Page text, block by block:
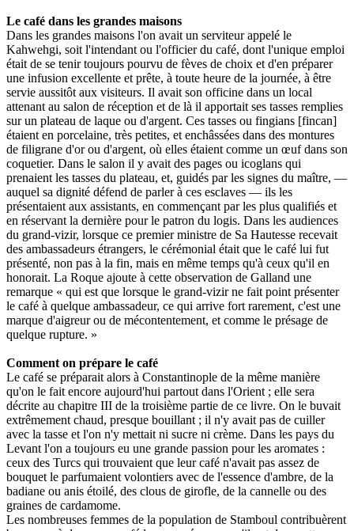
Le café dans les grandes maisons
Dans les grandes maisons l'on avait un serviteur appelé le
Kahwehgi, soit l'intendant ou l'officier du café, dont l'unique emploi
était de se tenir toujours pourvu de fèves de choix et d'en préparer
une infusion excellente et prête, à toute heure de la journée, à être
servie aussitôt aux visiteurs. Il avait son officine dans un local
attenant au salon de réception et de là il apportait ses tasses remplies
sur un plateau de laque ou d'argent. Ces tasses ou fingians [fincan]
étaient en porcelaine, très petites, et enchâssées dans des montures
de filigrane d'or ou d'argent, où elles étaient comme un œuf dans son
coquetier. Dans le salon il y avait des pages ou icoglans qui
prenaient les tasses du plateau, et, guidés par les signes du maître, —
auquel sa dignité défend de parler à ces esclaves — ils les
présentaient aux assistants, en commençant par les plus qualifiés et
en réservant la dernière pour le patron du logis. Dans les audiences
du grand-vizir, lorsque ce premier ministre de Sa Hautesse recevait
des ambassadeurs étrangers, le cérémonial était que le café lui fut
présenté, non pas à la fin, mais en même temps qu'à ceux qu'il en
honorait. La Roque ajoute à cette observation de Galland une
remarque « qui est que lorsque le grand-vizir ne fait point présenter
le café à quelque ambassadeur, ce qui arrive fort rarement, c'est une
marque d'aigreur ou de mécontentement, et comme le présage de
quelque rupture. »
Comment on prépare le café
Le café se préparait alors à Constantinople de la même manière
qu'on le fait encore aujourd'hui partout dans l'Orient ; elle sera
décrite au chapitre III de la troisième partie de ce livre. On le buvait
extrêmement chaud, presque bouillant ; il n'y avait pas de cuiller
avec la tasse et l'on n'y mettait ni sucre ni crème. Dans les pays du
Levant l'on a toujours eu une grande passion pour les aromates :
ceux des Turcs qui trouvaient que leur café n'avait pas assez de
bouquet le parfumaient volontiers avec de l'essence d'ambre, de la
badiane ou anis étoilé, des clous de girofle, de la cannelle ou des
graines de cardamome.
Les nombreuses femmes de la population de Stamboul contribuèrent